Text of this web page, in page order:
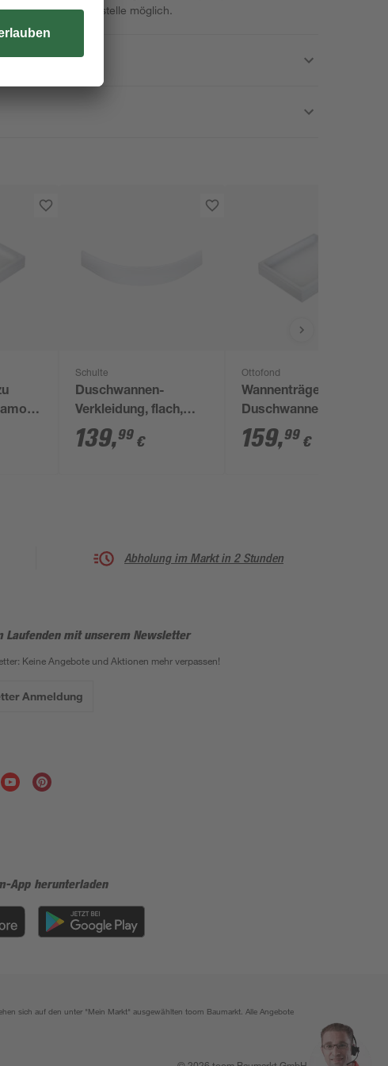
auf der Baustelle möglich.
Schulte
Duschwannen-
Verkleidung, flach,
rund, 80 x 80 x 18,5
cm
139,99 €
Ottofond
Wannenträger zu
Duschwanne 'Aruba'
100 x 90 cm weiß
159,99 €
Abholung im Markt in 2 Stunden
Laufenden mit unserem Newsletter
Keine Angebote und Aktionen mehr verpassen!
Anmeldung
App herunterladen
sich auf den unter "Mein Markt" ausgewählten toom Baumarkt. Alle Angebote